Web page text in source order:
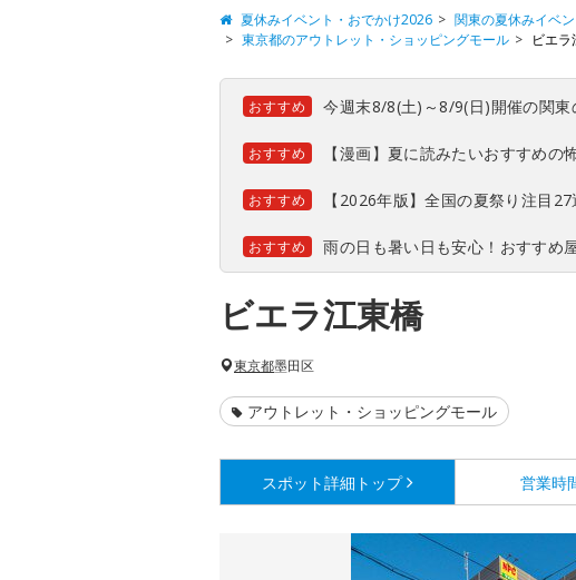
夏休みイベント・おでかけ2026 関東の夏休みイベ
東京都のアウトレット・ショッピングモール
ビエ
おすすめ 今週末8/8(土)～8/9(日)開催の関東
おすすめ 【漫画】夏に読みたいおすすめの
おすすめ 【2026年版】全国の夏祭り注目
おすすめ 雨の日も暑い日も安心！おすすめ
ビエラ江東橋
東京都墨田区
アウトレット・ショッピングモール
スポット詳細 トップ 営業時